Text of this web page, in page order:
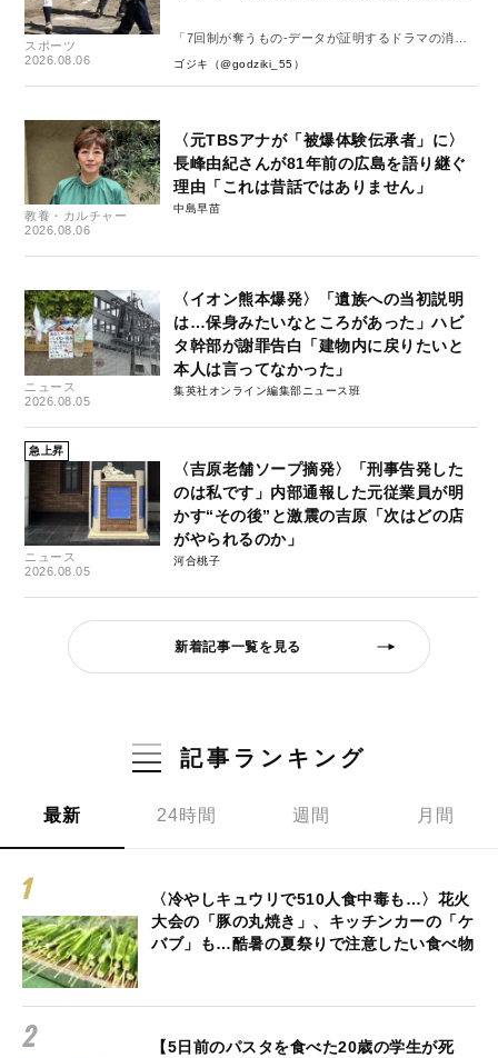
スポーツ
2026.08.06
「7回制が奪うもの-データが証明するドラマの消
失-」
ゴジキ（@godziki_55）
教養・カルチャー
2026.08.06
〈元TBSアナが「被爆体験伝承者」に〉
長峰由紀さんが81年前の広島を語り継ぐ
理由「これは昔話ではありません」
中島早苗
ニュース
2026.08.05
〈イオン熊本爆発〉「遺族への当初説明
は…保身みたいなところがあった」ハビ
タ幹部が謝罪告白「建物内に戻りたいと
本人は言ってなかった」
集英社オンライン編集部ニュース班
急上昇
ニュース
2026.08.05
〈吉原老舗ソープ摘発〉「刑事告発した
のは私です」内部通報した元従業員が明
かす“その後”と激震の吉原「次はどの店
がやられるのか」
河合桃子
新着記事一覧を見る
記事ランキング
最新 24時間 週間 月間
〈冷やしキュウリで510人食中毒も…〉花火
大会の「豚の丸焼き」、キッチンカーの「ケ
バブ」も…酷暑の夏祭りで注意したい食べ物
【5日前のパスタを食べた20歳の学生が死